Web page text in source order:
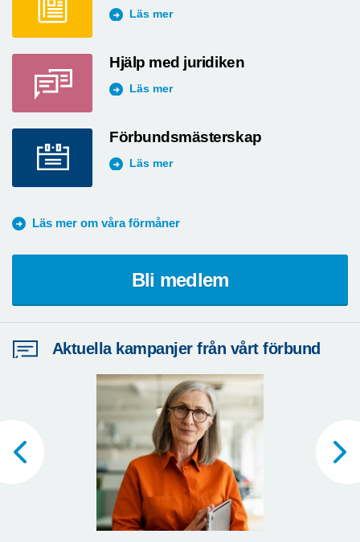
Läs mer
Hjälp med juridiken
Läs mer
Förbundsmästerskap
Läs mer
Läs mer om våra förmåner
Bli medlem
Aktuella kampanjer från vårt förbund